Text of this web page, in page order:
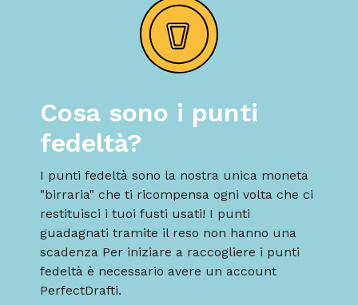
Cosa sono i punti
fedeltà?
I punti fedeltà sono la nostra unica moneta
"birraria" che ti ricompensa ogni volta che ci
restituisci i tuoi fusti usati! I punti
guadagnati tramite il reso non hanno una
scadenza Per iniziare a raccogliere i punti
fedeltà è necessario avere un account
PerfectDrafti.